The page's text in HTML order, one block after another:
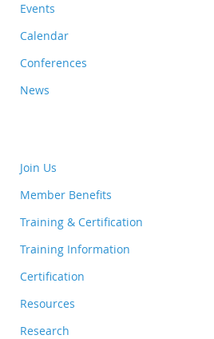
Events
Calendar
Conferences
News
Join Us
Member Benefits
Training & Certification
Training Information
Certification
Resources
Research